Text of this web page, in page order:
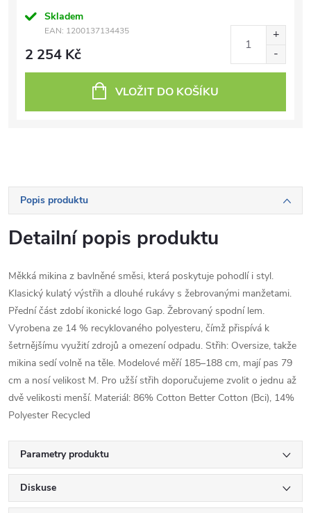
Skladem
EAN: 1200137134435
2 254 Kč
VLOŽIT DO KOŠÍKU
Popis produktu
Detailní popis produktu
Měkká mikina z bavlněné směsi, která poskytuje pohodlí i styl.
Klasický kulatý výstřih a dlouhé rukávy s žebrovanými manžetami.
Přední část zdobí ikonické logo Gap. Žebrovaný spodní lem.
Vyrobena ze 14 % recyklovaného polyesteru, čímž přispívá k
šetrnějšímu využití zdrojů a omezení odpadu. Střih: Oversize, takže
mikina sedí volně na těle. Modelové měří 185–188 cm, mají pas 79
cm a nosí velikost M. Pro užší střih doporučujeme zvolit o jednu až
dvě velikosti menší. Materiál: 86% Cotton Better Cotton (Bci), 14%
Polyester Recycled
Parametry produktu
Diskuse